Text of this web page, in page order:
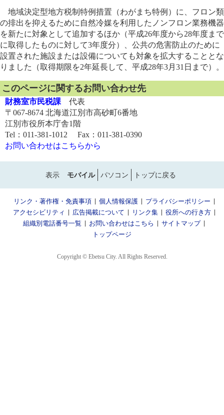
地域決定型地方税制特例措置（わがまち特例）に、フロン類
の排出を抑えるために自然冷媒を利用したノンフロン業務機器
を新たに対象として追加するほか（平成26年度から28年度まで
に取得したものに対して3年度分）、公共の危害防止のために
設置された施設または設備についても対象を拡大することとな
りました（取得期限を2年延長して、平成28年3月31日まで）。
このページに関するお問い合わせ先
財務室市民税課 代表
〒067-8674 北海道江別市高砂町6番地
江別市役所本庁舎1階
Tel：011-381-1012 Fax：011-381-0390
お問い合わせはこちらから
表示 モバイル パソコン トップに戻る
リンク・著作権・免責事項 個人情報保護
プライバシーポリシー
アクセシビリティ
広告掲載について リンク集
役所への行き方
組織別電話番号一覧
お問い合わせはこちら
サイトマップ
トップページ
Copyright © Ebetsu City. All Rights Reserved.